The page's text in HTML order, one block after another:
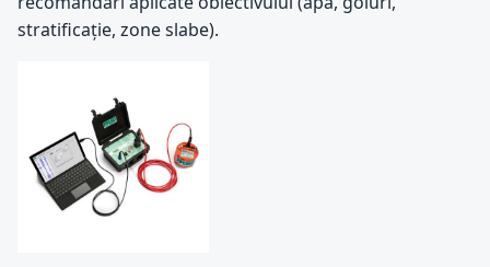
stratificație, zone slabe).